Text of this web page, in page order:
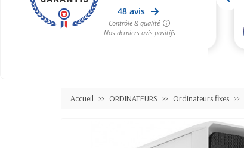
Accueil ORDINATEURS Ordinateurs fixes